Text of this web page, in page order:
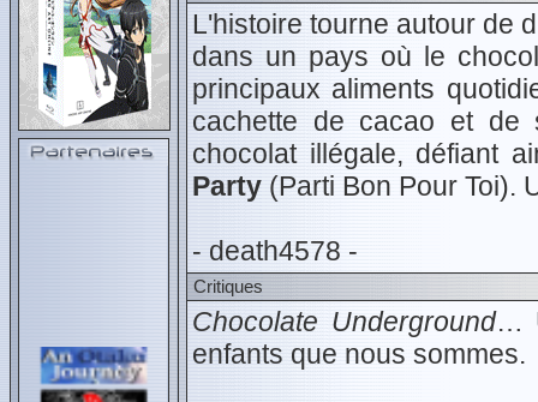
L'histoire tourne autour de
dans un pays où le
principaux aliments
cachette de cacao et de
chocolat illégale, défiant
Party (Parti Bon Pour Toi).
- death4578 -
Critiques
Chocolate Underground…
enfants que nous sommes.